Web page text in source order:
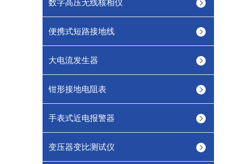
数字高压无线核相仪
便携式短路接地线
大电流发生器
钳形接地电阻表
手表式近电报警器
变压器变比测试仪